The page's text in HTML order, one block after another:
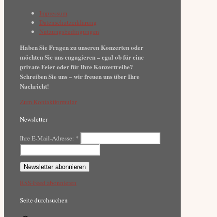
Impressum
Datenschutzerklärung
Nutzungsbedingungen
Haben Sie Fragen zu unseren Konzerten oder
möchten Sie uns engagieren – egal ob für eine
private Feier oder für Ihre Konzertreihe?
Schreiben Sie uns – wir freuen uns über Ihre
Nachricht!
Zum Kontaktformular
Newsletter
Ihre E-Mail-Adresse: *
RSS-Feed abonnieren
Seite durchsuchen